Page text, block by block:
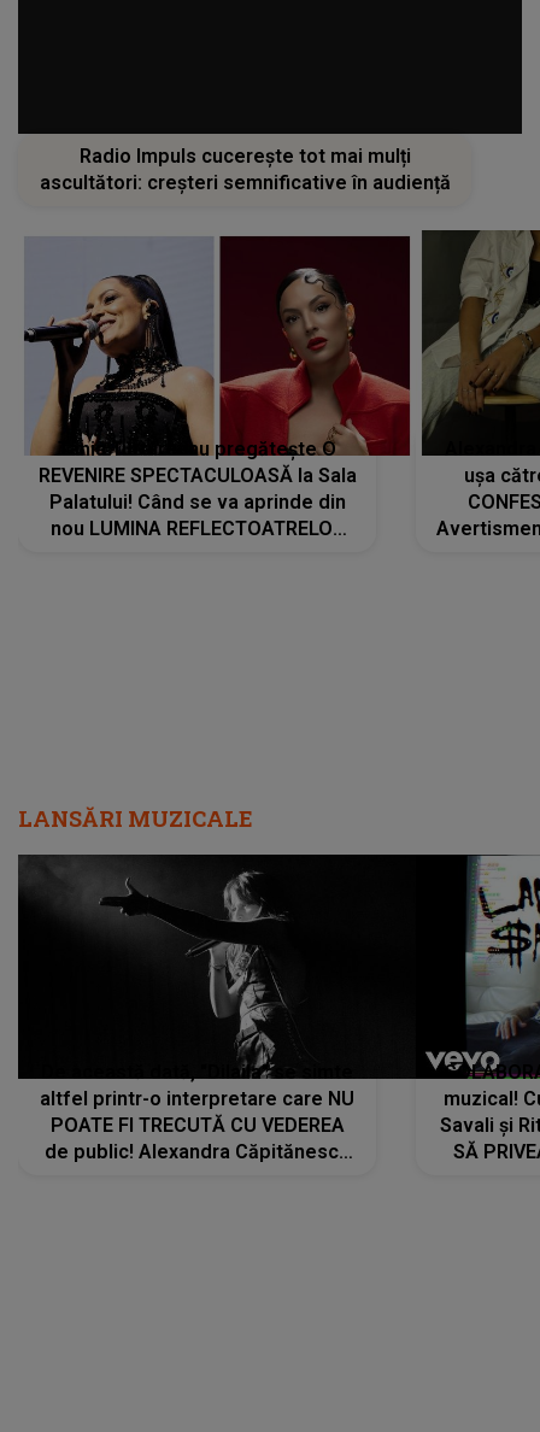
Radio Impuls cucerește tot mai mulți
ascultători: creșteri semnificative în audiență
Tania Turtureanu pregătește O
REVENIRE SPECTACULOASĂ la Sala
Palatului! Când se va aprinde din
nou LUMINA REFLECTOATRELOR
ușa
LANSĂRI MUZICALE
De această dată, "Dilaila" se simte
altfel printr-o interpretare care NU
POATE FI TRECUTĂ CU VEDEREA
de public! Alexandra Căpitănescu
muzical!
Savali și
SĂ